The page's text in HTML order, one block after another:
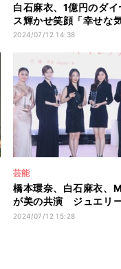
白石麻衣、1億円のダイ
ス輝かせ笑顔「幸せな
2024/07/12 14:38
芸能
橋本環奈、白石麻衣、
が美の共演 ジュエリ
レッサー賞表彰式
2024/07/12 15:28